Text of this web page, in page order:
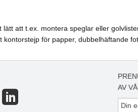
att t.ex. montera speglar eller
för papper, dubbelhäftande
AV